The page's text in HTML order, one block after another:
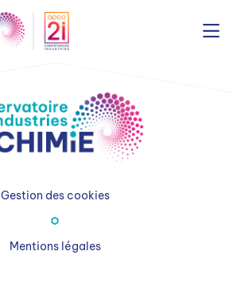
Gestion des cookies
Mentions légales